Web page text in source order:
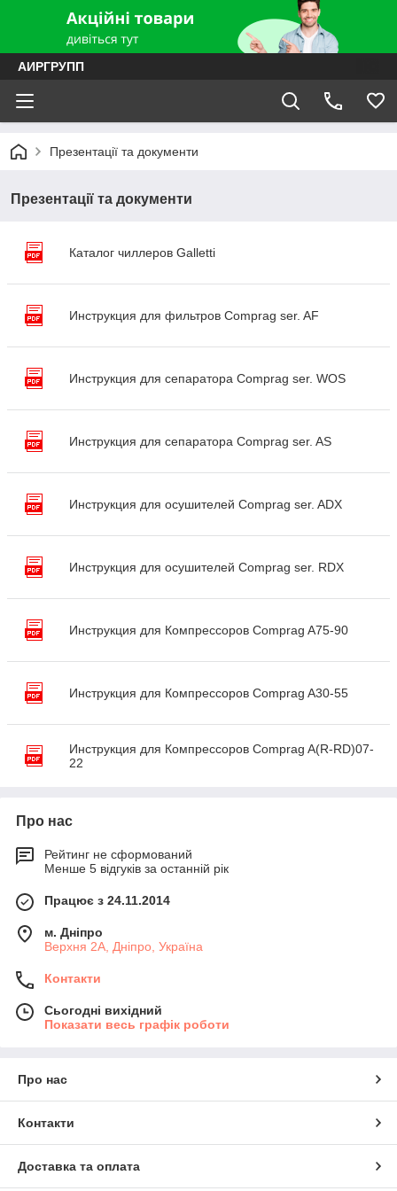
АИРГРУПП
Презентації та документи
Презентації та документи
Каталог чиллеров Galletti
Инструкция для фильтров Comprag ser. AF
Инструкция для сепаратора Comprag ser. WOS
Инструкция для сепаратора Comprag ser. AS
Инструкция для осушителей Comprag ser. ADX
Инструкция для осушителей Comprag ser. RDX
Инструкция для Компрессоров Comprag A75-90
Инструкция для Компрессоров Comprag A30-55
Инструкция для Компрессоров Comprag A(R-RD)07-
22
Про нас
Рейтинг не сформований
Менше 5 відгуків за останній рік
Працює з 24.11.2014
м. Дніпро
Верхня 2А, Дніпро, Україна
Контакти
Сьогодні вихідний
Показати весь графік роботи
Про нас
Контакти
Доставка та оплата